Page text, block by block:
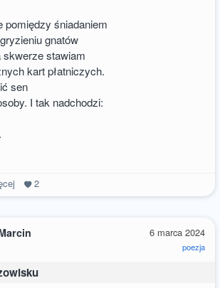
pomiędzy śniadaniem
gnatów
stawiam
kart płatniczych.
sen
I tak nadchodzi:
2
6 marca 2024
poezja